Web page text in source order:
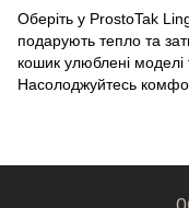
Оберіть у ProstoTak
подарують тепло та
кошик улюблені моделі
Насолоджуйтесь